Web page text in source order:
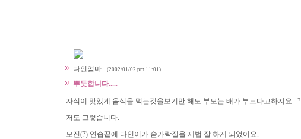
다인엄마 (2002/01/02 pm 11:01)
뿌듯합니다.....
자식이 맛있게 음식을 먹는것을보기만 해도 부모는 배가 부르다고하지요...?
저도 그렇습니다.
모진(?) 연습끝에 다인이가 숟가락질을 제법 잘 하게 되었어요.